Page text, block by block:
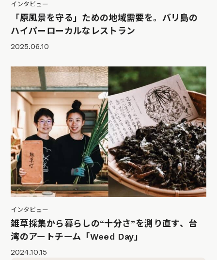
インタビュー
「原風景を守る」ための地域需要を。バリ島の
ハイパーローカルなレストラン
2025.06.10
インタビュー
雑草採集から暮らしの“十分さ”を測り直す、台
湾のアートチーム「Weed Day」
2024.10.15